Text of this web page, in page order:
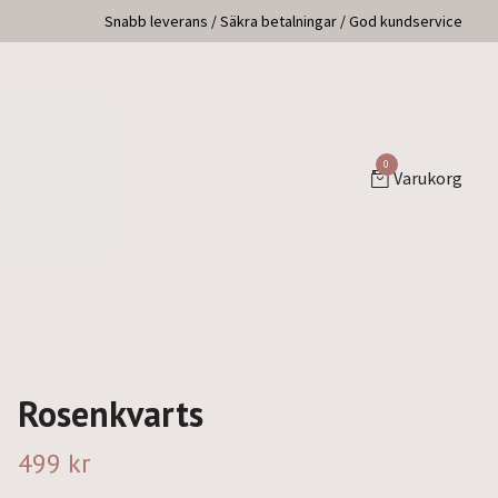
Snabb leverans / Säkra betalningar / God kundservice
0
Varukorg
Rosenkvarts
499 kr